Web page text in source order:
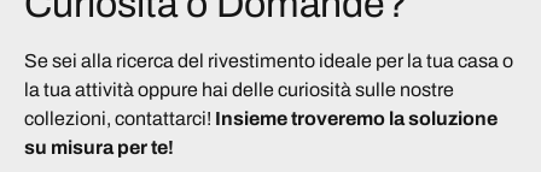
Se sei alla ricerca del rivestimento ideale per la tua casa o
la tua attività oppure hai delle curiosità sulle nostre
collezioni, contattarci! Insieme troveremo la soluzione
su misura per te!